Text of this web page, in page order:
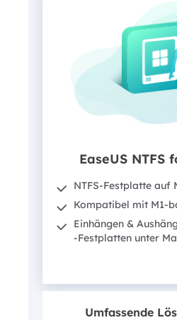
EaseUS NTFS
NTFS-Festplatte auf
Kompatibel mit M1-
Einhängen &
-Festplatten unter
Umfassende